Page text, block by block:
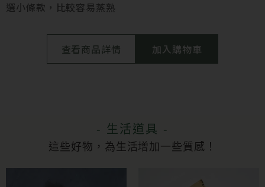
選小條款，比較容易蒸熟
查看商品詳情 加入購物車
- 生活道具 -
這些好物，為生活增加一些質感！